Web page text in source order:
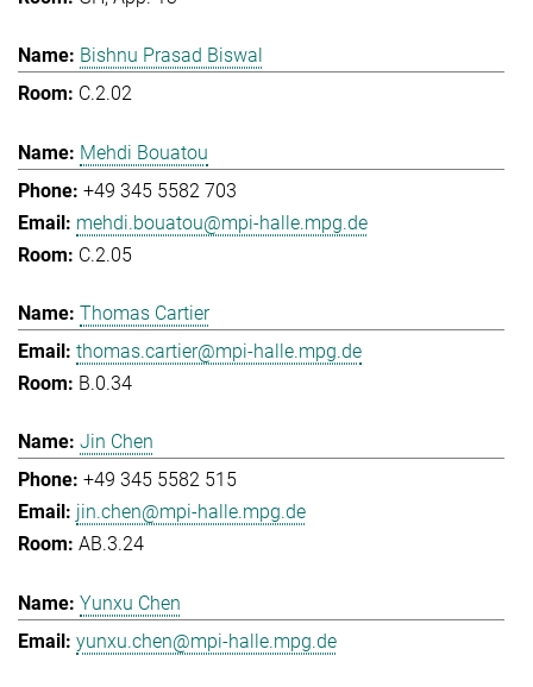
Bishnu Prasad Biswal
C.2.02
Mehdi Bouatou
+49 345 5582 703
mehdi.bouatou@mpi-halle.mpg.de
C.2.05
Thomas Cartier
thomas.cartier@mpi-halle.mpg.de
B.0.34
Jin Chen
+49 345 5582 515
jin.chen@mpi-halle.mpg.de
AB.3.24
Yunxu Chen
yunxu.chen@mpi-halle.mpg.de